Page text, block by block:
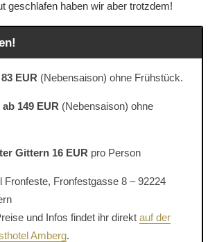
geschlafen haben wir aber trotzdem!
EUR (Nebensaison) ohne Frühstück.
149 EUR (Nebensaison) ohne
Gittern 16 EUR pro Person
Fronfeste, Fronfestgasse 8 – 92224
und Infos findet ihr direkt auf der
Amberg.